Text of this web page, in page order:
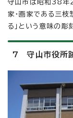
守山市は昭和38年2
家・画家である三枝
る」という意味の彫
7 守山市役所跡